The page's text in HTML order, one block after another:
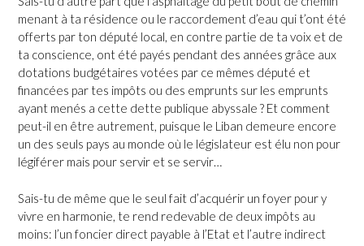
menant à ta résidence ou le raccordement d’eau qui t’ont été
offerts par ton député local, en contre partie de ta voix et de
ta conscience, ont été payés pendant des années grâce aux
dotations budgétaires votées par ce mêmes député et
financées par tes impôts ou des emprunts sur les emprunts
ayant menés a cette dette publique abyssale ? Et comment
peut-il en être autrement, puisque le Liban demeure encore
un des seuls pays au monde où le législateur est élu non pour
légiférer mais pour servir et se servir…
Sais-tu de même que le seul fait d’acquérir un foyer pour y
vivre en harmonie, te rend redevable de deux impôts au
moins: l’un foncier direct payable à l’Etat et l’autre indirect